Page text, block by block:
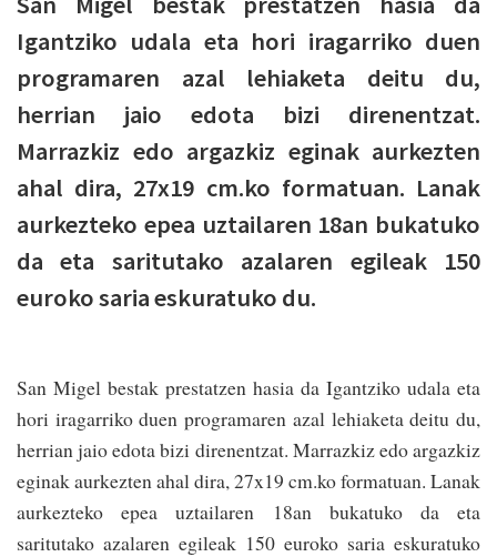
Igantziko udala eta hori iragarriko duen
programaren azal lehiaketa deitu du,
herrian jaio edota bizi direnentzat.
Marrazkiz edo argazkiz eginak aurkezten
ahal dira, 27x19 cm.ko formatuan. Lanak
aurkezteko epea uztailaren 18an bukatuko
da eta saritutako azalaren egileak 150
euroko saria eskuratuko du.
San Migel bestak prestatzen hasia da Igantziko udala eta
hori iragarriko duen programaren azal lehiaketa deitu du,
herrian jaio edota bizi direnentzat. Marrazkiz edo argazkiz
eginak aurkezten ahal dira, 27x19 cm.ko formatuan. Lanak
aurkezteko epea uztailaren 18an bukatuko da eta
saritutako azalaren egileak 150 euroko saria eskuratuko